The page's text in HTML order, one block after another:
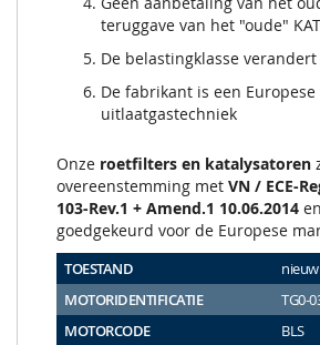
teruggave van het "oude"
De belastingklasse
De fabrikant is een
uitlaatgastechniek
Onze roetfilters en katalysatoren
overeenstemming met VN / ECE-
103-Rev.1 + Amend.1 10.06.2014
goedgekeurd voor de Europese
TOESTAND
nieuw
MOTORIDENTIFICATIE
TG0-
MOTORCODE
BLS